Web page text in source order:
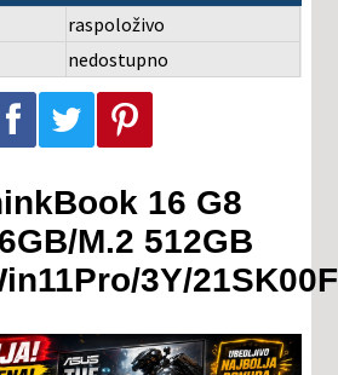
raspoloživo
nedostupno
Podeli na Facebook-u Podeli na Twitter-u Podeli na Pinterest-u
16 G8
M.2 512GB
3Y/